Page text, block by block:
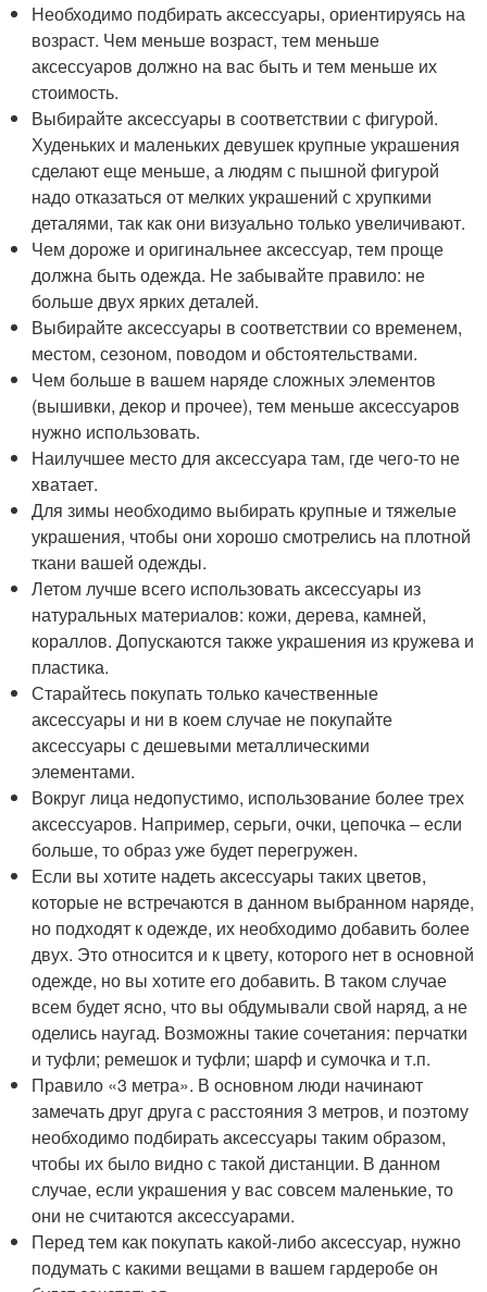
Необходимо подбирать аксессуары, ориентируясь на
возраст. Чем меньше возраст, тем меньше
аксессуаров должно на вас быть и тем меньше их
стоимость.
Выбирайте аксессуары в соответствии с фигурой.
Худеньких и маленьких девушек крупные украшения
сделают еще меньше, а людям с пышной фигурой
надо отказаться от мелких украшений с хрупкими
деталями, так как они визуально только увеличивают.
Чем дороже и оригинальнее аксессуар, тем проще
должна быть одежда. Не забывайте правило: не
больше двух ярких деталей.
Выбирайте аксессуары в соответствии со временем,
местом, сезоном, поводом и обстоятельствами.
Чем больше в вашем наряде сложных элементов
(вышивки, декор и прочее), тем меньше аксессуаров
нужно использовать.
Наилучшее место для аксессуара там, где чего-то не
хватает.
Для зимы необходимо выбирать крупные и тяжелые
украшения, чтобы они хорошо смотрелись на плотной
ткани вашей одежды.
Летом лучше всего использовать аксессуары из
натуральных материалов: кожи, дерева, камней,
кораллов. Допускаются также украшения из кружева и
пластика.
Старайтесь покупать только качественные
аксессуары и ни в коем случае не покупайте
аксессуары с дешевыми металлическими
элементами.
Вокруг лица недопустимо, использование более трех
аксессуаров. Например, серьги, очки, цепочка – если
больше, то образ уже будет перегружен.
Если вы хотите надеть аксессуары таких цветов,
которые не встречаются в данном выбранном наряде,
но подходят к одежде, их необходимо добавить более
двух. Это относится и к цвету, которого нет в основной
одежде, но вы хотите его добавить. В таком случае
всем будет ясно, что вы обдумывали свой наряд, а не
оделись наугад. Возможны такие сочетания: перчатки
и туфли; ремешок и туфли; шарф и сумочка и т.п.
Правило «3 метра». В основном люди начинают
замечать друг друга с расстояния 3 метров, и поэтому
необходимо подбирать аксессуары таким образом,
чтобы их было видно с такой дистанции. В данном
случае, если украшения у вас совсем маленькие, то
они не считаются аксессуарами.
Перед тем как покупать какой-либо аксессуар, нужно
подумать с какими вещами в вашем гардеробе он